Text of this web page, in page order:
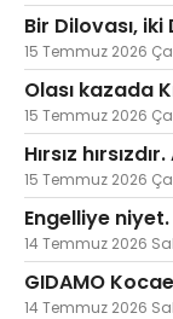
Bir Dilovası,
15 Temmuz 2026
Olası kazada
15 Temmuz 2026
Hırsız
15 Temmuz 2026
Engelliye
14 Temmuz 2026
GIDAMO
14 Temmuz 2026